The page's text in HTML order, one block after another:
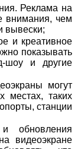
Реклама на
внимания, чем
вывески;
и креативное
показывать
шоу и другие
могут
местах, таких
станции
обновления
видеоэкране